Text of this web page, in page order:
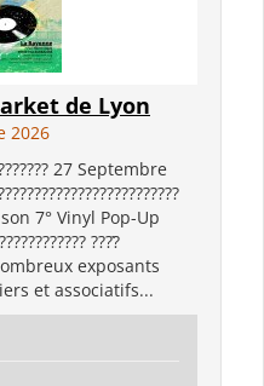
de Lyon
2026
27 Septembre
7° Vinyl Pop-Up
????̀
nombreux exposants
et associatifs...